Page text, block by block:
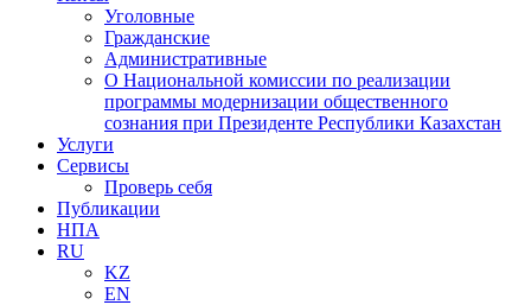
Уголовные
Гражданские
Административные
О Национальной комиссии по реализации
программы модернизации общественного
сознания при Президенте Республики Казахстан
Услуги
Сервисы
Проверь себя
Публикации
НПА
RU
KZ
EN